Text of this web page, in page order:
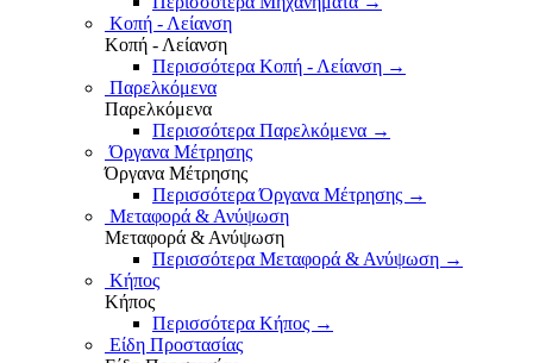
Κοπή - Λείανση
Κοπή - Λείανση
Περισσότερα Κοπή - Λείανση →
Παρελκόμενα
Παρελκόμενα
Περισσότερα Παρελκόμενα →
Όργανα Μέτρησης
Όργανα Μέτρησης
Περισσότερα Όργανα Μέτρησης →
Μεταφορά & Ανύψωση
Μεταφορά & Ανύψωση
Περισσότερα Μεταφορά & Ανύψωση →
Κήπος
Κήπος
Περισσότερα Κήπος →
Είδη Προστασίας